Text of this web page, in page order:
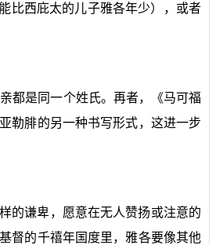
比西庇太的儿子雅各年少），或者
都是同一个姓氏。再者，《马可福
勒腓的另一种书写形式，这进一步
的谦卑，愿意在无人赞扬或注意的
督的千禧年国度里，雅各要像其他